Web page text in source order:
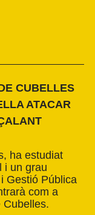
CUBELLES
ATACAR
ha estudiat
i un grau
Gestió Pública
com a
Cubelles.